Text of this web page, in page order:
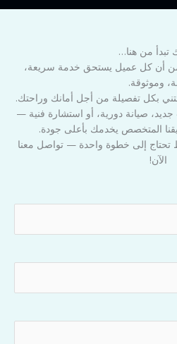
تبدأ من هنا…
أن كل عميل يستحق خدمة سريعة،
وموثوقة.
بكل تفصيلة من أجل أمانك وراحتك.
صيانة دورية، أو استشارة فنية —
المتخصص يخدمك بأعلى جودة.
تحتاج إلى خطوة واحدة — تواصل معنا
الآن!